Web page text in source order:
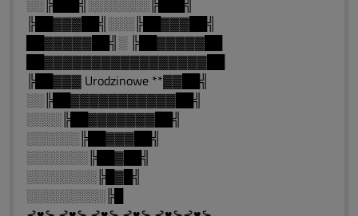
░░╠███╣░░░░░░░╠███╣
╠██▓▓▓██╣░░░╠██▓▓▓██╣
██▓▓▓▓▓██╣░ ╠██▓▓▓▓▓██
██▓▓▓▓▓▓▓▓▓▓▓▓▓▓▓▓▓██
╠██▓▓▓ Urodzinowe **▓▓██╣
░░╠██▓▓▓▓▓▓▓▓▓▓▓██╣
░░░░╠██▓▓▓▓▓▓▓██╣
░░░░░░╠██▓▓▓██╣
░░░░░░░╠██▓██╣
░░░░░░░░╠█▓█╣
░░░░░░░░░╠█